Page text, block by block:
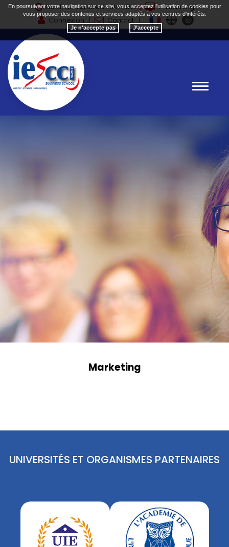
Lundi au vendredi: 9h - 17h
E-Learning
Connexion
Contact
Toggle
Marketing
UNIVERSITÉS ET ORGANISMES PARTENAIRES
En poursuivant votre navigation sur ce site, vous acceptez l'utilisation de cookies pour
vous proposer des contenus et services adaptés à vos centres d'intérêts.
Je n'accepte pas